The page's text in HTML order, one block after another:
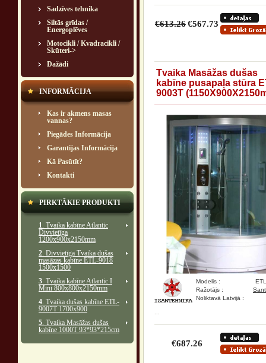
Sadzīves tehnika
Siltās grīdas /
Energoplēves
Motocikli / Kvadracikli /
Skūteri->
Dažādi
INFORMĀCIJA
Kas ir akmens masas
vannas?
Piegādes Informācija
Garantijas Informācija
Kā Pasūtīt?
Kontakti
PIRKTĀKIE PRODUKTI
1. Tvaika kabīne Atlantic
Divvietīga
1200x900x2150mm
2. Divvietīga Tvaika dušas
masāzas kabīne ETL-9018
1500x1500
3. Tvaika kabīne Atlantic I
Mini 800x800x2150mm
4. Tvaika dušas kabīne ETL-
9007T 1700x900
5. Tvaika Masāžas dušas
kabīne 1000T 93*93*215cm
€613.26€567.73
Tvaika Masāžas dušas
kabīne pusapaļa stūra
9003T
Modelis :
Ražotājs :
Noliktavā Latvijā :
€687.26